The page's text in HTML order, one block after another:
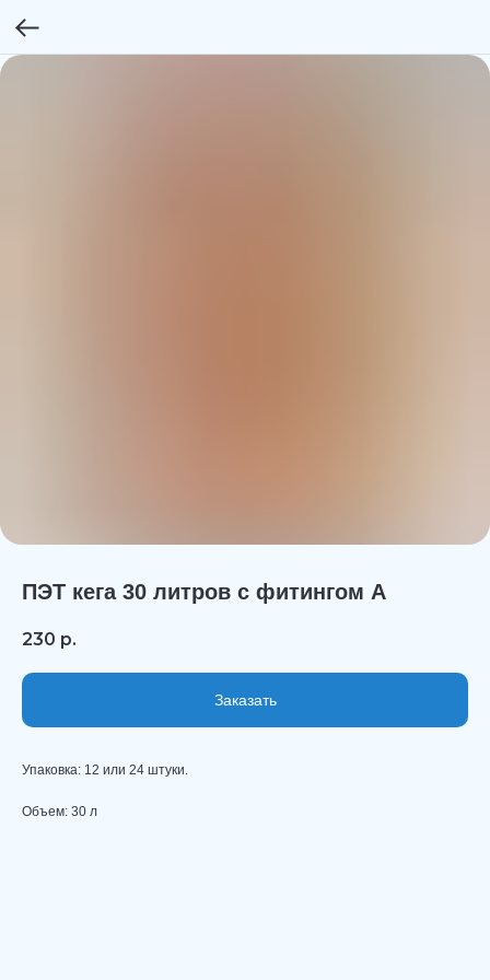
ПЭТ кега 30 литров с фитингом А
230 р.
Заказать
Упаковка: 12 или 24 штуки.
Объем: 30 л